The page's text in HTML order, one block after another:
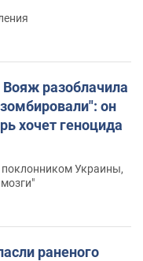
разоблачила
он
хочет геноцида
поклонником Украины,
раненого